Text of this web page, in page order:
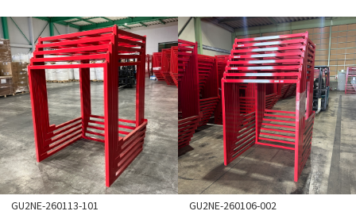
GU2NE-260113-101 GU2NE-260106-002